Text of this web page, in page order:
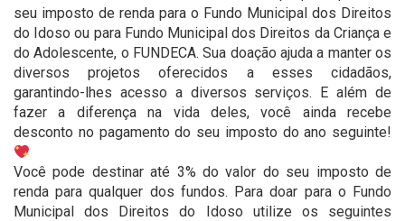
seu imposto de renda para o Fundo Municipal dos Direitos
do Idoso ou para Fundo Municipal dos Direitos da Criança e
do Adolescente, o FUNDECA. Sua doação ajuda a manter os
diversos projetos oferecidos a esses cidadãos,
garantindo-lhes acesso a diversos serviços. E além de
fazer a diferença na vida deles, você ainda recebe
desconto no pagamento do seu imposto do ano seguinte!
Você pode destinar até 3% do valor do seu imposto de
renda para qualquer dos fundos. Para doar para o Fundo
Municipal dos Direitos do Idoso utilize os seguintes